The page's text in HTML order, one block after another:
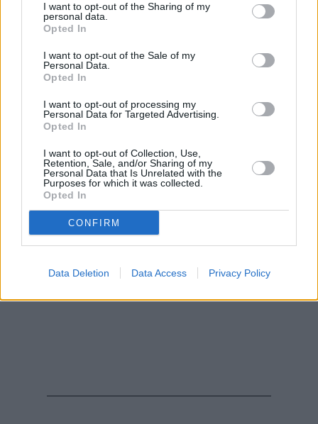
I want to opt-out of the Sharing of my
personal data.
Opted In
I want to opt-out of the Sale of my
Personal Data.
Opted In
I want to opt-out of processing my
Personal Data for Targeted Advertising.
Opted In
I want to opt-out of Collection, Use,
Retention, Sale, and/or Sharing of my
Personal Data that Is Unrelated with the
Purposes for which it was collected.
Opted In
CONFIRM
Data Deletion Data Access Privacy Policy